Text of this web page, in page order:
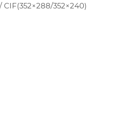
352×240)